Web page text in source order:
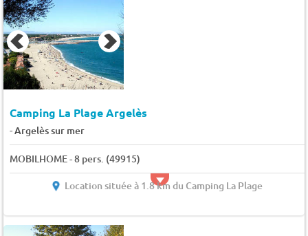
Camping La Plage Argelès
-Argelès sur mer
MOBILHOME - 8 pers. (49915)
Location située à 1.8 km du Camping La Plage